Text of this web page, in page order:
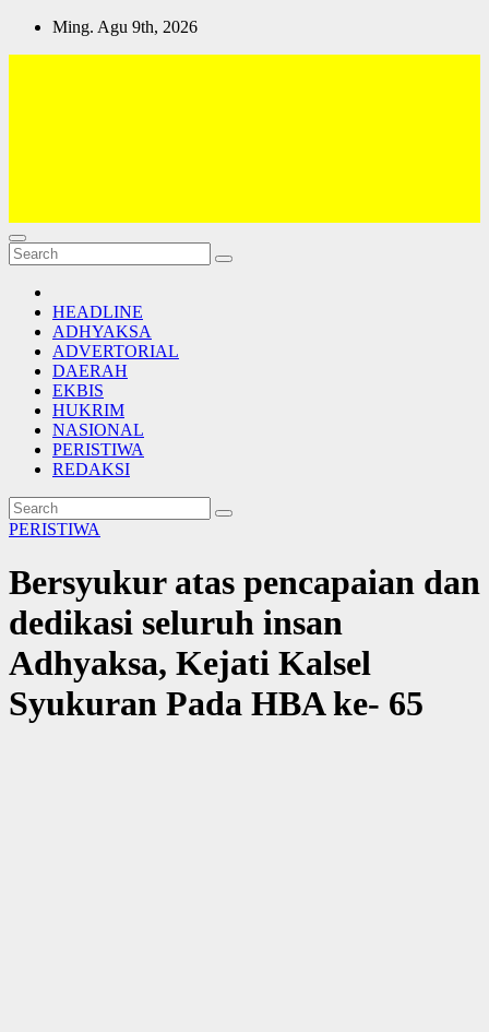
Skip
Ming. Agu 9th, 2026
Lativi News
Semua Jadi Teman
HEADLINE
ADHYAKSA
ADVERTORIAL
DAERAH
EKBIS
HUKRIM
NASIONAL
PERISTIWA
REDAKSI
PERISTIWA
Bersyukur atas pencapaian dan
dedikasi seluruh insan
Adhyaksa, Kejati Kalsel
Syukuran Pada HBA ke- 65